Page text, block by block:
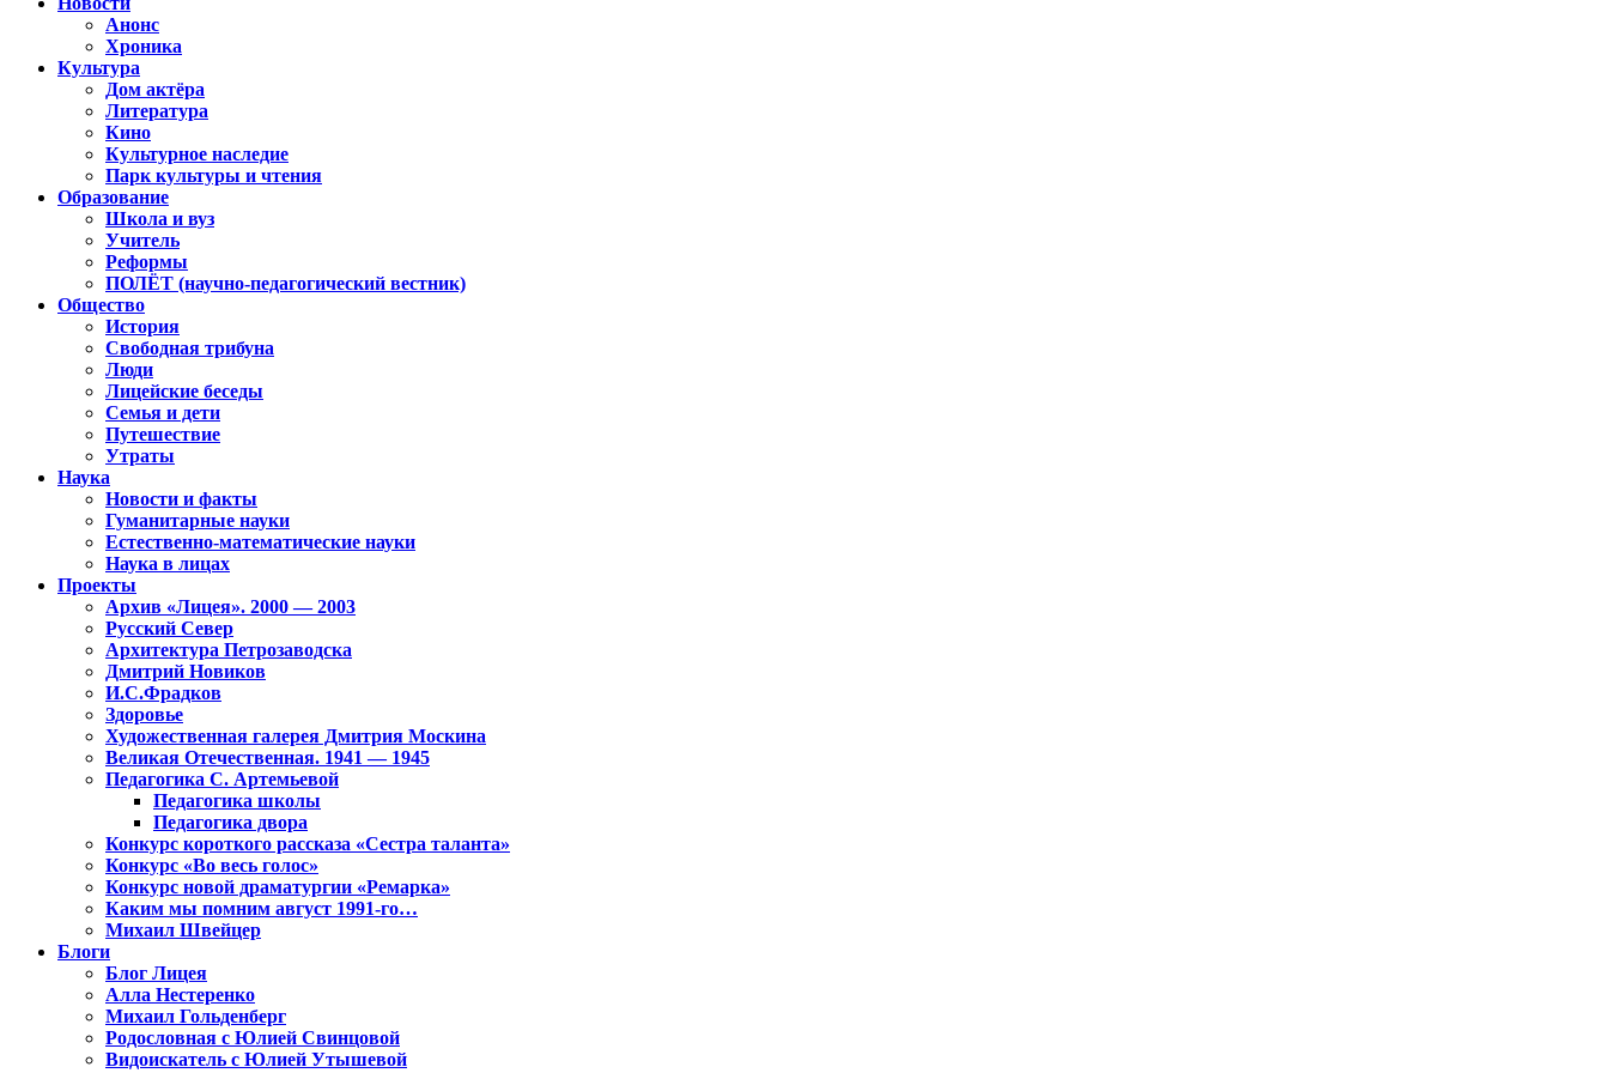
Анонс
Хроника
Культура
Дом актёра
Литература
Кино
Культурное наследие
Парк культуры и чтения
Образование
Школа и вуз
Учитель
Реформы
ПОЛЁТ (научно-педагогический вестник)
Общество
История
Свободная трибуна
Люди
Лицейские беседы
Семья и дети
Путешествие
Утраты
Наука
Новости и факты
Гуманитарные науки
Естественно-математические науки
Наука в лицах
Проекты
Архив «Лицея». 2000 — 2003
Русский Север
Архитектура Петрозаводска
Дмитрий Новиков
И.С.Фрадков
Здоровье
Художественная галерея Дмитрия Москина
Великая Отечественная. 1941 — 1945
Педагогика С. Артемьевой
Педагогика школы
Педагогика двора
Конкурс короткого рассказа «Сестра таланта»
Конкурс «Во весь голос»
Конкурс новой драматургии «Ремарка»
Каким мы помним август 1991-го…
Михаил Швейцер
Блоги
Блог Лицея
Алла Нестеренко
Михаил Гольденберг
Родословная с Юлией Свинцовой
Видоискатель с Юлией Утышевой